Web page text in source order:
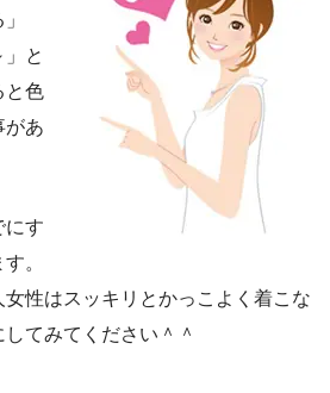
」と
と色
があ
にす
。
性はスッキリとかっこよく着こな
てみてください＾＾